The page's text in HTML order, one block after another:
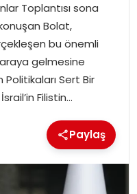
Toplantısı sona
Bolat,
bu önemli
gelmesine
Sert Bir
Filistin…
Paylaş